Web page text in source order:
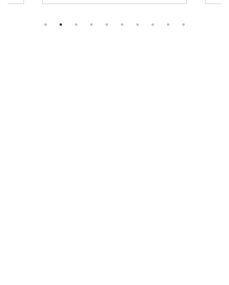
な方
とも言える心霊スポット巡りですが、